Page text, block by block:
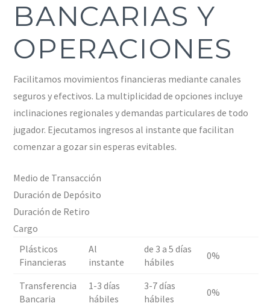
BANCARIAS Y
OPERACIONES
Facilitamos movimientos financieras mediante canales
seguros y efectivos. La multiplicidad de opciones incluye
inclinaciones regionales y demandas particulares de todo
jugador. Ejecutamos ingresos al instante que facilitan
comenzar a gozar sin esperas evitables.
Medio de Transacción
Duración de Depósito
Duración de Retiro
Cargo
Plásticos
Financieras
Al
instante
de 3 a 5 días
hábiles
0%
Transferencia
Bancaria
1-3 días
hábiles
3-7 días
hábiles
0%